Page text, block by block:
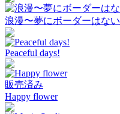
浪漫〜夢にボーダーはない
Peaceful days!
販売済み
Happy flower